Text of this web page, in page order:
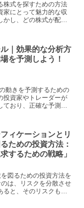
株式を探すための方法
家にとって魅力的な収
かし、どの株式が配当
｜効果的な分析方
を予測しよう！
動きを予測するための
投資家やトレーダーが
ており、正確な予測を
フィケーションとリ
ための投資方法：
するための戦略」
図るための投資方法を
は、リスクを分散させ
と、そのリスクも一